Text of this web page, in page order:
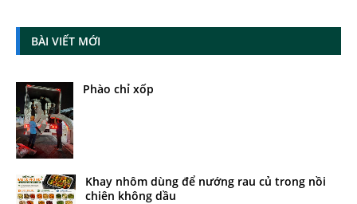
BÀI VIẾT MỚI
Phào chỉ xốp
Khay nhôm dùng để nướng rau củ trong nồi
chiên không dầu